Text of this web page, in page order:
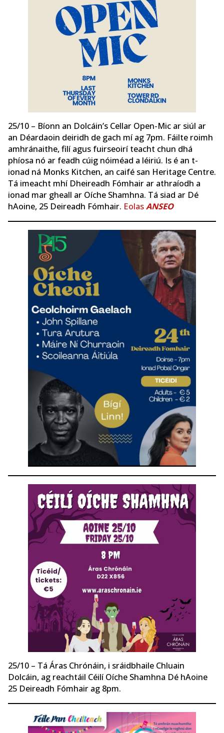
25/10 – Bíonn an Dolcáin’s Cellar Open-Mic ar siúl ar
an Déardaoin deiridh de gach mí ag 7pm. Fáilte roimh
amhránaithe, filí agus fuirseoirí teacht chun dhá
phíosa nó ar feadh cúig nóiméad a léiriú. Is é an t-
ionad ná Monks Kitchen, an caifé san Heritage Centre.
Tá imeacht mhí Dheireadh Fómhair ar athraíodh a
ionad mar gheall ar Oíche Shamhna. Tá siad ar Dé
hAoine, 25 Deireadh Fómhair. EolasANSEO
25/10 – Tá Áras Chrónáin, i sráidbhaile Chluain
Dolcáin, ag reachtáil Céilí Oíche Shamhna Dé hAoine
25 Deireadh Fómhair ag 8pm.